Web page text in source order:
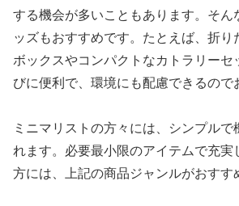
する機会が多いこともあります。そん
ッズもおすすめです。たとえば、折り
ボックスやコンパクトなカトラリーセ
びに便利で、環境にも配慮できるので
ミニマリストの方々には、シンプルで
れます。必要最小限のアイテムで充実
方には、上記の商品ジャンルがおすす